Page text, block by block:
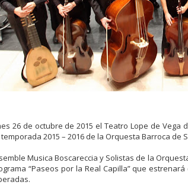
26 de octubre de 2015 el Teatro Lope de Vega
2015 – 2016 de la Orquesta Barroca de
Musica Boscareccia y Solistas de la
“Paseos por la Real Capilla” que